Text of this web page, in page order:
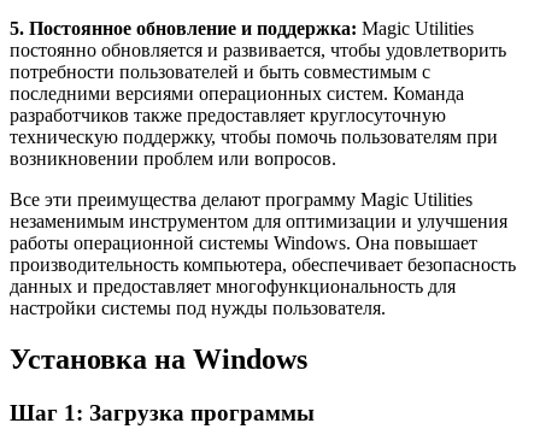
5. Постоянное обновление и поддержка: Magic Utilities
постоянно обновляется и развивается, чтобы удовлетворить
потребности пользователей и быть совместимым с
последними версиями операционных систем. Команда
разработчиков также предоставляет круглосуточную
техническую поддержку, чтобы помочь пользователям при
возникновении проблем или вопросов.
Все эти преимущества делают программу Magic Utilities
незаменимым инструментом для оптимизации и улучшения
работы операционной системы Windows. Она повышает
производительность компьютера, обеспечивает безопасность
данных и предоставляет многофункциональность для
настройки системы под нужды пользователя.
Установка на Windows
Шаг 1: Загрузка программы